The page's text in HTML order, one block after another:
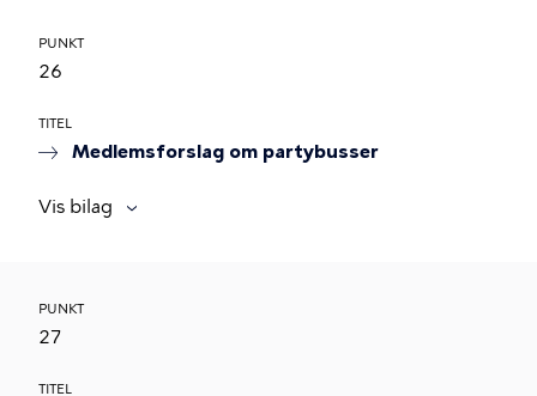
PUNKT
26
TITEL
Medlemsforslag om partybusser
Vis bilag
PUNKT
27
TITEL